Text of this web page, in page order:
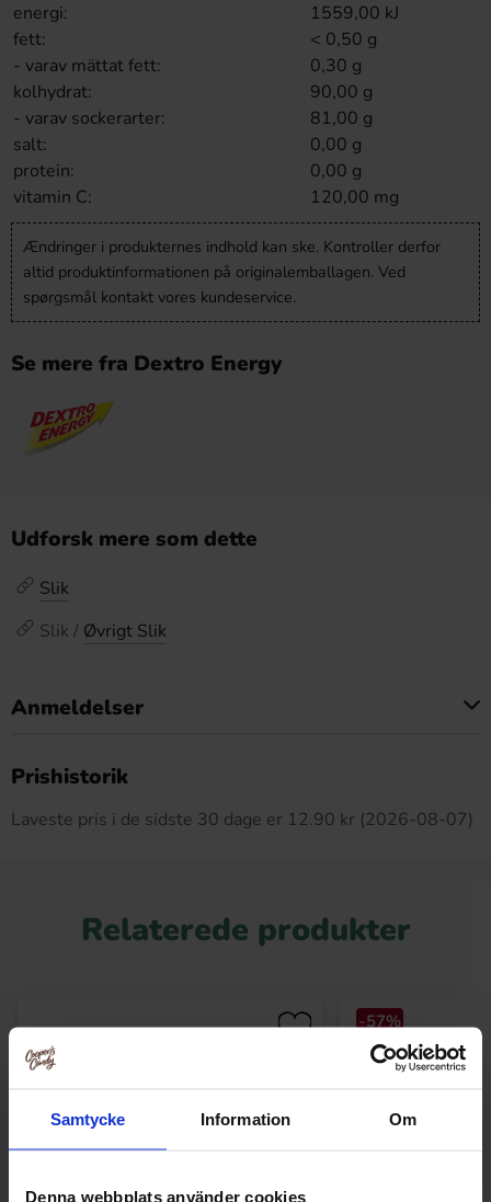
Samtycke Information Om
Denna webbplats använder cookies
energi:
1559,00 kJ
fett:
< 0,50 g
- varav mättat fett:
0,30 g
kolhydrat:
90,00 g
- varav sockerarter:
81,00 g
salt:
0,00 g
protein:
0,00 g
vitamin C:
120,00 mg
Ændringer i produkternes indhold kan ske. Kontroller derfor
altid produktinformationen på originalemballagen. Ved
spørgsmål kontakt vores kundeservice.
Se mere fra Dextro Energy
Udforsk mere som dette
Slik
Slik / Øvrigt Slik
Anmeldelser
Prishistorik
Laveste pris i de sidste 30 dage er 12.90 kr (2026-08-07)
Relaterede produkter
-57%